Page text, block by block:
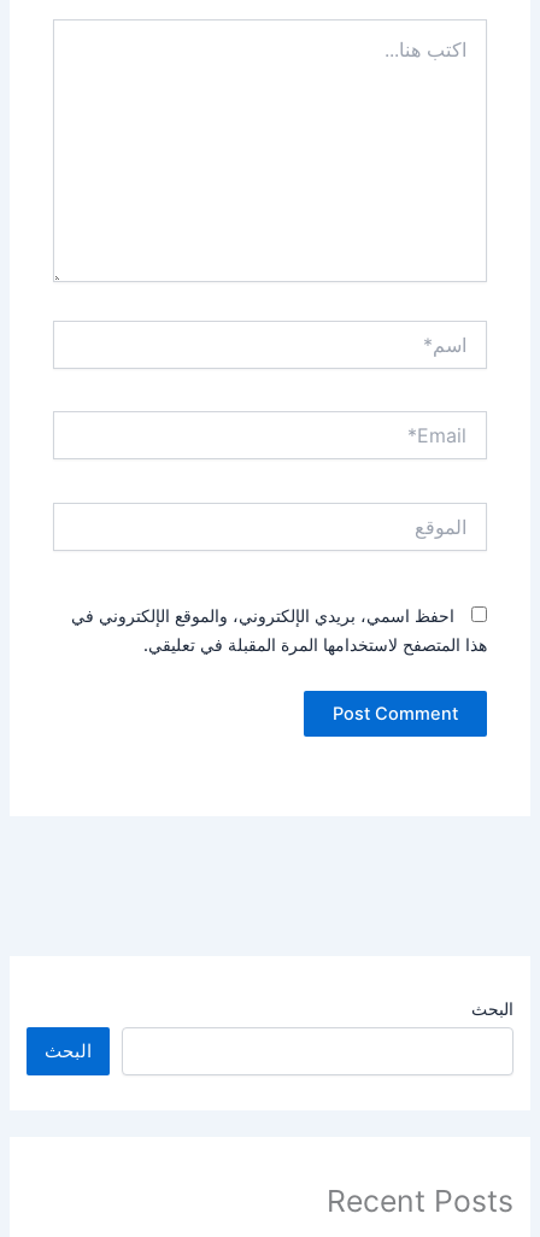
البحث
البحث
Recent Posts
هنا...
احفظ اسمي، بريدي الإلكتروني، والموقع الإلكتروني في
هذا المتصفح لاستخدامها المرة المقبلة في تعليقي.